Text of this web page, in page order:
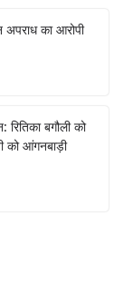
अपराध का आरोपी
रितिका बगौली को
को आंगनबाड़ी